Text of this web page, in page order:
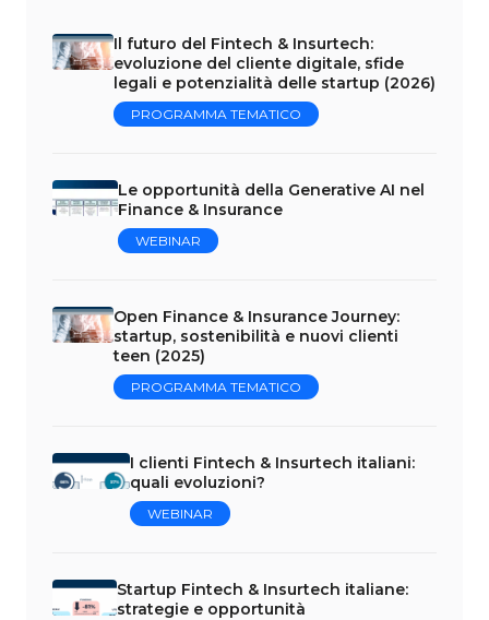
Il futuro del Fintech & Insurtech:
evoluzione del cliente digitale, sfide
legali e potenzialità delle startup (2026)
PROGRAMMA TEMATICO
Le opportunità della Generative AI nel
Finance & Insurance
WEBINAR
Open Finance & Insurance Journey:
startup, sostenibilità e nuovi clienti
teen (2025)
PROGRAMMA TEMATICO
I clienti Fintech & Insurtech italiani:
quali evoluzioni?
WEBINAR
Startup Fintech & Insurtech italiane:
strategie e opportunità